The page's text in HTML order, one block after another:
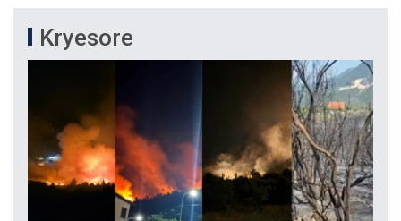
Kryesore